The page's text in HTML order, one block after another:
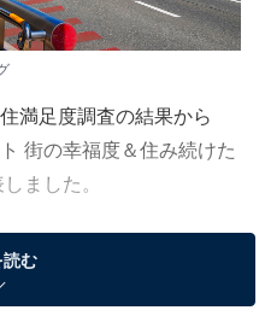
満足度調査の結果から
街の幸福度＆住み続けた
ました。
）」ランキングは、福岡
を実施し、2020〜2024
読む